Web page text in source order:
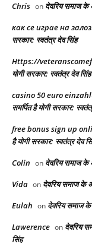
Chris on देवरिय समाज के
как се играе на
सरकार: स्वतंत्र देव सिंह
Https://
योगी सरकार: स्वतंत्र देव सिंह
casino 50 euro
समर्पित है योगी सरकार:
free bonus sign up
है योगी सरकार: स्वतंत्र देव
Colin on देवरिय समाज के
Vida on देवरिय समाज के
Eulah on देवरिय समाज के
Lawerence on देवरिय
सिंह